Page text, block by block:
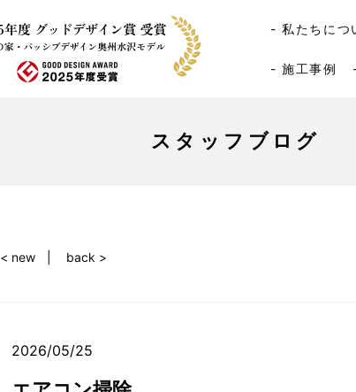
- 私たちにつ
- 施工事例
スタッフブログ
< new back >
2026/05/25